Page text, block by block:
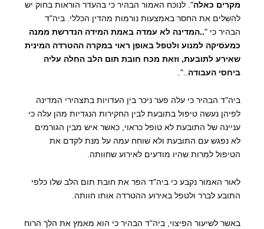
מקרים כאלה". לנוכח האמור הבהיר כי בהעדר הוראות בחוק יש
להשלים את החסר באמצעות נורמות מהדין הכללי. ביה"ד
הבהיר כי "..המדינה לא עמדה באמת המידה הנדרשת ממנה
כמעסיקה למנוע ולטפל באופן ראוי במקרה ההטרדה המינית
שאירע לתובעת, וזאת מכח חובת תום הלב החלה עליה
ביחסי העבודה..".
ביה"ד הבהיר כי עלה פער ניכר בין העדויות בתצהירי המדינה
לפיהן נעשה טיפול בתובעת לבין החקירות הנגדיות מהן עלה כי
עניינה של התובעת לא טופל כראוי, כאשר איש מבין הגורמים
לא נפגש עם התובעת ולא שוחח עמה על מנת לקדם את
הטיפול למרות שהיו מודעים לאירוע שחוותה.
לאור האמור נקבע כי ביה"ד הפר את חובת תום הלב שלו כלפי
התובע לברר ולטפל באירוע ההטרדה אותו חוותה.
באשר לשיעור הפיצוי, ביה"ד הבהיר כי הוא מאמץ את הלך הרוח